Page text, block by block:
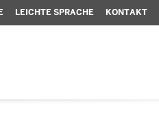
LEICHTE SPRACHE KONTAKT